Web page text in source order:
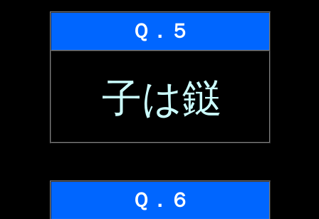
Ｑ．５
子は鎹
Ｑ．６